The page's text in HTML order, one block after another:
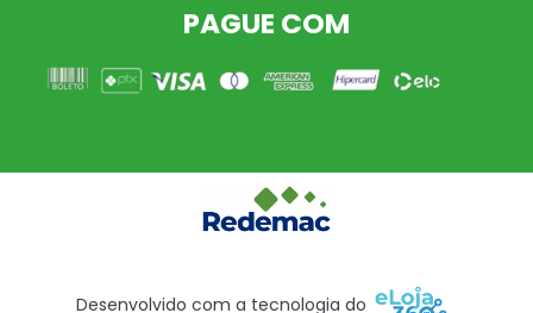
PAGUE COM
Desenvolvido com a tecnologia do